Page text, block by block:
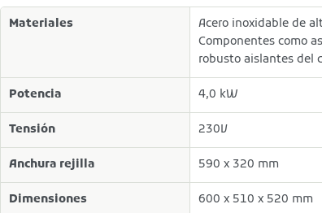
Materiales
Acero inoxidable de
Componentes como
robusto aislantes del
Potencia 4,0 kW
Tensión 230V
Anchura rejilla 590 x 320 mm
Dimensiones 600 x 510 x 520 mm